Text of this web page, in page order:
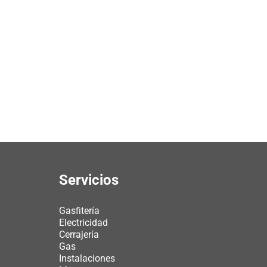
Servicios
Gasfitería
Electricidad
Cerrajería
Gas
Instalaciones